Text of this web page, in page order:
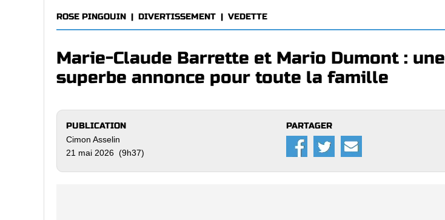
ROSE PINGOUIN | DIVERTISSEMENT | VEDETTE
Marie-Claude Barrette et Mario Dumont : une
superbe annonce pour toute la famille
PUBLICATION
Cimon Asselin
21 mai 2026 (9h37)
PARTAGER